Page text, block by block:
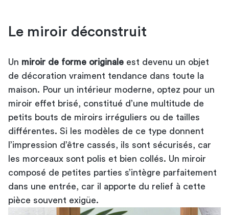
Le miroir déconstruit
Un miroir de forme originale est devenu un objet
de décoration vraiment tendance dans toute la
maison. Pour un intérieur moderne, optez pour un
miroir effet brisé, constitué d’une multitude de
petits bouts de miroirs irréguliers ou de tailles
différentes. Si les modèles de ce type donnent
l’impression d’être cassés, ils sont sécurisés, car
les morceaux sont polis et bien collés. Un miroir
composé de petites parties s’intègre parfaitement
dans une entrée, car il apporte du relief à cette
pièce souvent exigüe.